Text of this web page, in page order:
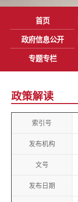
首页
政府信息公开
专题专栏
政策解读
索引号
发布机构
文号
发布日期